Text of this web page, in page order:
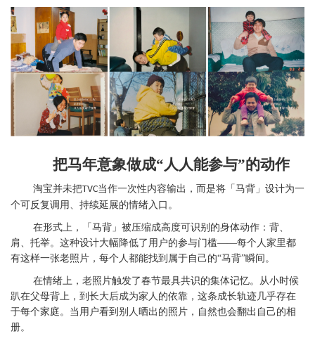
把马年意象做成“人人能参与”的动作
淘宝并未把TVC当作一次性内容输出，而是将「马背」设计为一
个可反复调用、持续延展的情绪入口。
在形式上，「马背」被压缩成高度可识别的身体动作：背、
肩、托举。这种设计大幅降低了用户的参与门槛——每个人家里都
有这样一张老照片，每个人都能找到属于自己的“马背”瞬间。
在情绪上，老照片触发了春节最具共识的集体记忆。从小时候
趴在父母背上，到长大后成为家人的依靠，这条成长轨迹几乎存在
于每个家庭。当用户看到别人晒出的照片，自然也会翻出自己的相
册。